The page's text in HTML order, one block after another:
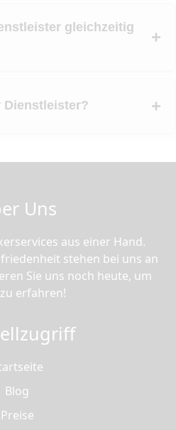
gleichzeitig
Dienstleister?
Uns
aus einer Hand.
stehen bei uns an
Sie uns noch heute, um
erfahren!
Blog
Preise